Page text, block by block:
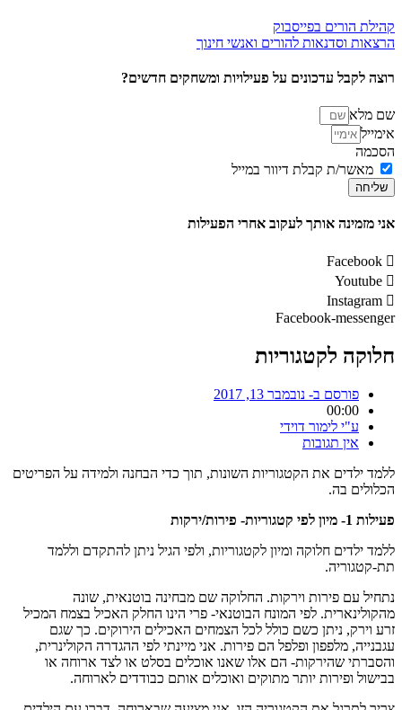
קהילת הורים בפייסבוק
הרצאות וסדנאות להורים ואנשי חינוך
רוצה לקבל עדכונים על פעילויות ומשחקים חדשים?
שם מלא
אימייל
הסכמה
מאשר/ת קבלת דיוור במייל
שליחה
אני מזמינה אותך לעקוב אחרי הפעילות
Facebook
Youtube
Instagram
Facebook-messenger
חלוקה לקטגוריות
פורסם ב- נובמבר 13, 2017
00:00
ע"י לימור דוידי
אין תגובות
ללמד ילדים את הקטגוריות השונות, תוך כדי הבחנה ולמידה על הפריטים
הכלולים בה.
פעילות 1- מיון לפי קטגוריות- פירות/ירקות
ללמד ילדים חלוקה ומיון לקטגוריות, ולפי הגיל ניתן להתקדם וללמד
תת-קטגוריה.
נתחיל עם פירות וירקות. החלוקה שם מבחינה בוטנאית, שונה
מהקולינארית. לפי המונח הבוטנאי- פרי הינו החלק האכיל בצמח המכיל
זרע וירק, ניתן כשם כולל לכל הצמחים האכילים הירוקים. כך שגם
עגבנייה, מלפפון ופלפל הם פירות. אני מיינתי לפי ההגדרה הקולינרית,
והסברתי שהירקות- הם אלו שאנו אוכלים בסלט או לצד ארוחה או
בבישול ופירות יותר מתוקים ואוכלים אותם כבודדים לארוחה.